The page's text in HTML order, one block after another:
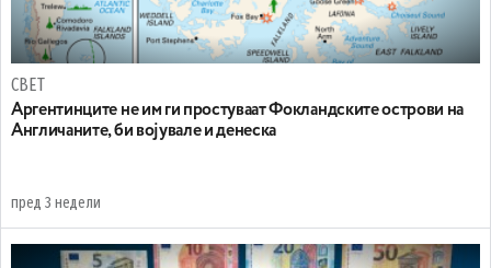
СВЕТ
Аргентинците не им ги простуваат Фокландските острови на
Англичаните, би војувале и денеска
пред 3 недели